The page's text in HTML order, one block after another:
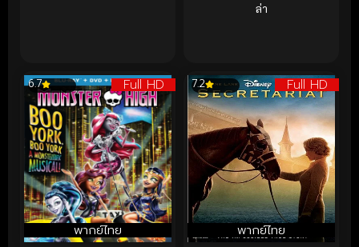
ล่า
Full HD
พากย์ไทย
6.7 Full HD
พากย์ไทย
7.2